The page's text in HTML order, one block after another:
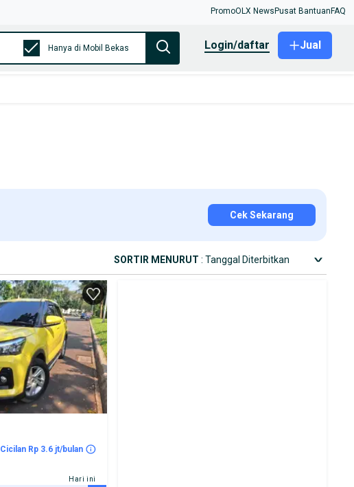
PromoOLX News Pusat Bantuan FAQ
Hanya di Mobil Bekas login/daftar Jual
Cek Sekarang
SORTIR MENURUT : Tanggal Diterbitkan
Cicilan Rp 3.6 jt/bulan
Hari ini